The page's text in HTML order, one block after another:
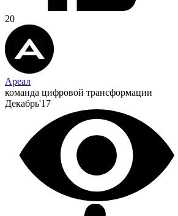
20
Ареал
команда цифровой трансформации
Декабрь'17